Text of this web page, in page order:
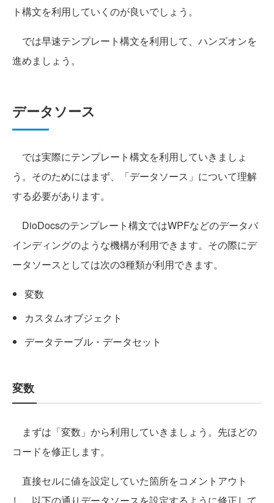
ト構文を利用していくのが良いでしょう。
では早速テンプレート構文を利用して、ハンズオンを
進めましょう。
データソース
では実際にテンプレート構文を利用していきましょ
う。そのためにはまず、「データソース」について理解
する必要があります。
DioDocsのテンプレート構文ではWPFなどのデータバ
インディングのような機構が利用できます。その際にデ
ータソースとしては次の3種類が利用できます。
変数
カスタムオブジェクト
データテーブル・データセット
変数
まずは「変数」から利用していきましょう。先ほどの
コードを修正します。
直接セルに値を設定していた箇所をコメントアウト